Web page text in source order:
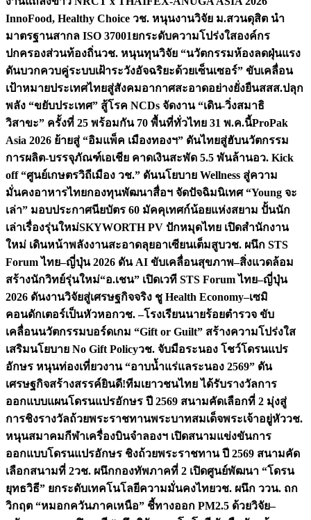
InnoFood, Healthy Choice วช. หนุนงานวิจัย ม.สวนดุสิต นำ
มาตรฐานสากล ISO 37001ยกระดับความโปร่งใสองค์กร
ปกครองส่วนท้องถิ่นวช. หนุนทุนวิจัย “นวัตกรรมห้องลดฝุ่นแรง
ดันบวกควบคู่ระบบเฝ้าระวังอัจฉริยะด้วยเซ็นเซอร์” ขับเคลื่อน
เป้าหมายประเทศไทยสู่สังคมอากาศสะอาดอย่างยั่งยืนสสส.ปลุก
พลัง “ขยับประเทศ” สู้โรค NCDs จัดงาน “เดิน-วิ่งสมาธิ
วิสาขะ” ครั้งที่ 25 พร้อมกัน 70 พื้นที่ทั่วไทย 31 พ.ค.นี้ProPak
Asia 2026 ย้ายสู่ “อิมแพ็ค เมืองทองฯ” ดันไทยสู่ฮับนวัตกรรม
การผลิต-บรรจุภัณฑ์เอเชีย คาดเงินสะพัด 5.5 พันล้านอว. Kick
off “ศูนย์เกษตรวิถีเมือง วช.” ดันนโยบาย Wellness สู่ความ
มั่นคงอาหารไทยกองทุนพัฒนาสื่อฯ จัดปัจฉิมนิเทศ “Young จะ
เล่า” มอบประกาศนียบัตร 60 มัคคุเทศก์น้อยแห่งสยาม ปั้นนัก
เล่าเรื่องรุ่นใหม่SKYWORTH PV ปักหมุดไทย เปิดสำนักงาน
ใหม่ เดินหน้าพลังงานสะอาดลุยอาเซียนเต็มสูบวช. ผนึก STS
Forum ไทย–ญี่ปุ่น 2026 ดัน AI ขับเคลื่อนสุขภาพ–สิ่งแวดล้อม
สร้างนักวิทย์รุ่นใหม่“อ.เชน” เปิดเวที STS Forum ไทย–ญี่ปุ่น
2026 ดันงานวิจัยสู่เศรษฐกิจจริง ชู Health Economy–เซมิ
คอนดักเตอร์เป็นหัวหอกวช. –โรงเรียนนายร้อยตำรวจ ขับ
เคลื่อนนวัตกรรมบอร์ดเกม “Gift or Guilt” สร้างความโปร่งใส
เสริมนโยบาย No Gift Policyวช. จับมือระนอง โชว์โดรนแปร
อักษร หนุนท่องเที่ยวงาน “อาบน้ำแร่แลระนอง 2569” ดัน
เศรษฐกิจสร้างสรรค์ยินดี!ทีมเยาวชนไทย ได้รับรางวัลการ
ออกแบบแผนโดรนแปรอักษร ปี 2569 สนามคัดเลือกที่ 2 มุ่งสู่
การชิงรางวัลถ้วยพระราชทานพระบาทสมเด็จพระเจ้าอยู่หัววช.
หนุนสมาคมกีฬาเครื่องบินจำลองฯ เปิดสนามแข่งขันการ
ออกแบบโดรนแปรอักษร ชิงถ้วยพระราชทาน ปี 2569 สนามคัด
เลือกสนามที่ 2วช. ผนึกกองทัพภาคที่ 2 เปิดศูนย์พัฒนา “โดรน
ยุทธวิธี” ยกระดับเทคโนโลยีความมั่นคงไทยวช. ผนึก ววน. ถก
วิกฤต “หมอกควันภาคเหนือ” ชี้ทางออก PM2.5 ด้วยวิจัย–